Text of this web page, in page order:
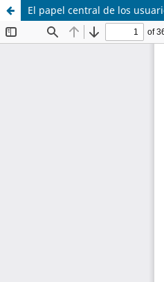
El papel central de los